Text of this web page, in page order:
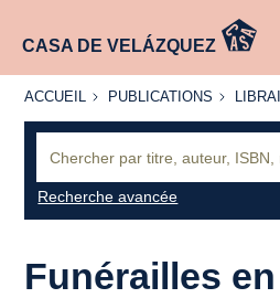
CASA DE VELÁZQUEZ
ACCUEIL
ACCUEIL PUBLICATIONS
PUBLICATIONS
Recherche avancée
Funérailles